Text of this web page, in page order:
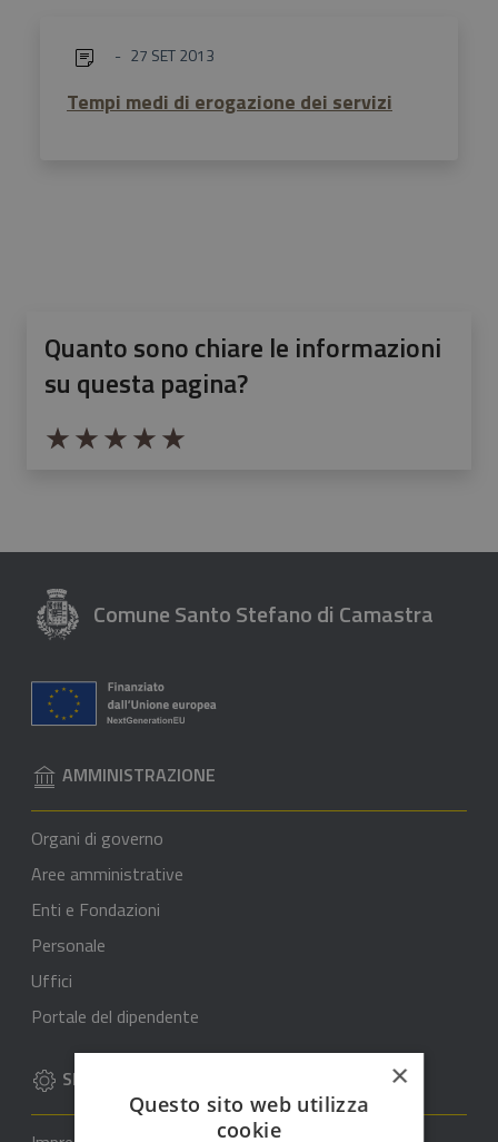
27 SET 2013
Tempi medi di erogazione dei servizi
Quanto sono chiare le informazioni
su questa pagina?
Valuta da 1 a 5 stelle la pagina
Comune Santo Stefano di Camastra
AMMINISTRAZIONE
Organi di governo
Aree amministrative
Enti e Fondazioni
Personale
Uffici
Portale del dipendente
SERVIZI ×
Questo sito web utilizza
cookie